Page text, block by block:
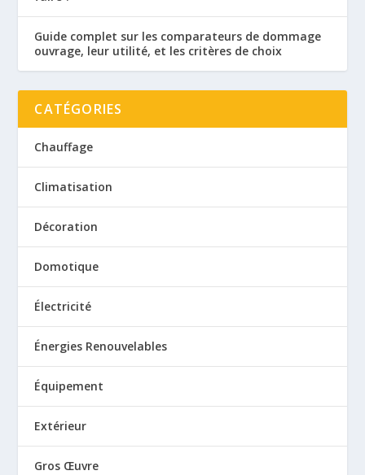
Guide complet sur les comparateurs de dommage
ouvrage, leur utilité, et les critères de choix
CATÉGORIES
Chauffage
Climatisation
Décoration
Domotique
Électricité
Énergies Renouvelables
Équipement
Extérieur
Gros Œuvre